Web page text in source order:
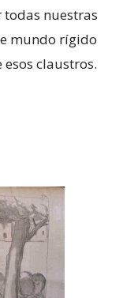
nuestras
mundo rígido
claustros.